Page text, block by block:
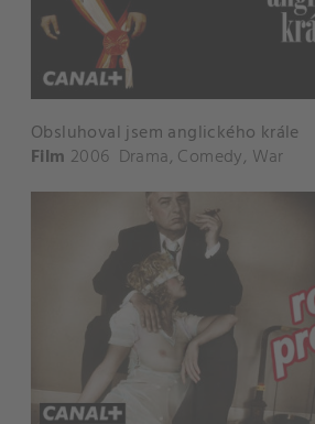
Obsluhoval jsem anglického krále
Film 2006 Drama, Comedy, War